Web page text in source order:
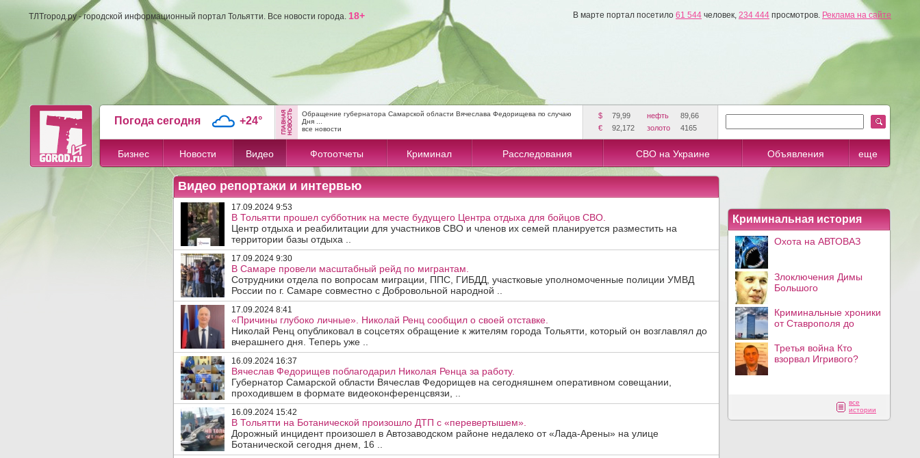
ТЛТгород.ру - городской информационный портал Тольятти. Все новости города. 18+ В марте портал посетило 61 544 человек, 234 444 просмотров. Реклама на сайте
Погода сегодня +24°
Обращение губернатора Самарской области Вячеслава Федорищева по случаю
Дня ...
все новости
$ 79,99 нефть
89,66
€
92,172 золото 4165
Бизнес Новости Видео Фотоотчеты Криминал Расследования СВО на Украине Объявления еще
Видео репортажи и интервью
17.09.2024 9:53
В Тольятти прошел субботник на месте будущего Центра отдыха для бойцов СВО.
Центр отдыха и реабилитации для участников СВО и членов их семей планируется разместить на
территории базы отдыха ..
17.09.2024 9:30
В Самаре провели масштабный рейд по мигрантам.
Сотрудники отдела по вопросам миграции, ППС, ГИБДД, участковые уполномоченные полиции УМВД
России по г. Самаре совместно с Добровольной народной ..
17.09.2024 8:41
«Причины глубоко личные». Николай Ренц сообщил о своей отставке.
Николай Ренц опубликовал в соцсетях обращение к жителям города Тольятти, который он возглавлял до
вчерашнего дня. Теперь уже ..
16.09.2024 16:37
Вячеслав Федорищев поблагодарил Николая Ренца за работу.
Губернатор Самарской области Вячеслав Федорищев на сегодняшнем оперативном совещании,
проходившем в формате видеоконференцсвязи, ..
16.09.2024 15:42
В Тольятти на Ботанической произошло ДТП с «перевертышем».
Дорожный инцидент произошел в Автозаводском районе недалеко от «Лада-Арены» на улице
Ботанической сегодня днем, 16 ..
Криминальная история
Охота на АВТОВАЗ
Злоключения Димы
Большого
Криминальные хроники
от Ставрополя до
Третья война Кто
взорвал Игривого?
все
истории